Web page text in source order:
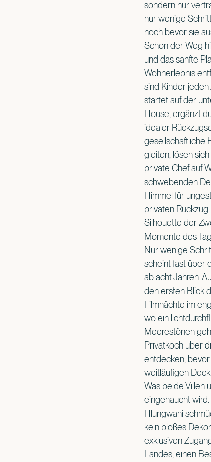
sondern nur
nur wenige
noch bevor sie
Schon der Weg
und das sanfte
Wohnerlebnis
sind Kinder
startet auf der
House, ergänzt
idealer
gesellschaftliche
gleiten, lösen
private Chef auf
schwebenden
Himmel für
privaten
Silhouette der
Momente des
Nur wenige
scheint fast über
ab acht Jahren.
den ersten Blick
Filmnächte im
wo ein
Meerestönen
Privatkoch über
entdecken,
weitläufigen
Was beide Villen
eingehaucht
Hlungwani
kein bloßes
exklusiven
Landes, einen